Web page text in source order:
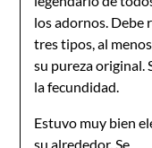
los adornos. Debe
tres tipos, al
su pureza original.
la fecundidad.
Estuvo muy bien
su alrededor. Se